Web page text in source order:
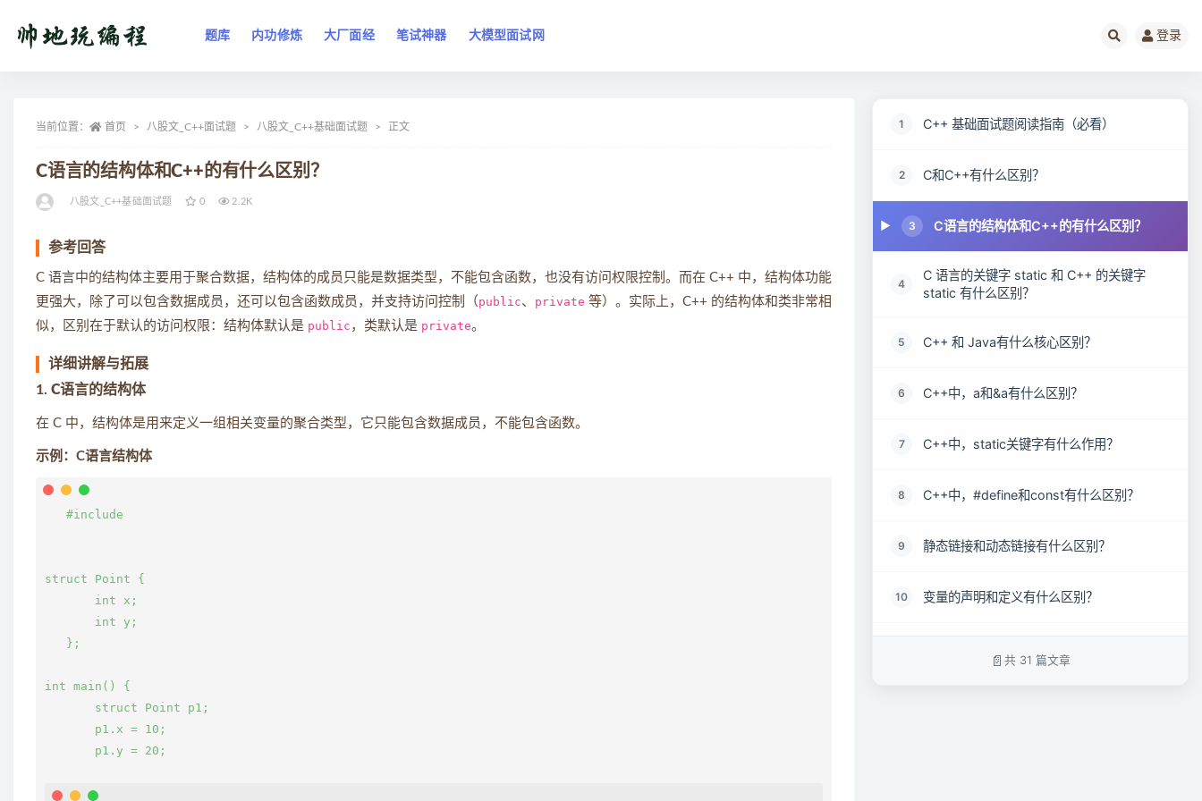
题库 内功修炼 大厂面经 笔试神器 大模型面试网 登录
当前位置： 首页 八股文_C++面试题 八股文_C++基础面试题 正文
C语言的结构体和C++的有什么区别？
八股文_C++基础面试题 0 2.2K
参考回答
C 语言中的结构体主要用于聚合数据，结构体的成员只能是数据类型，不能包含函数，也没有访问权限控制。而在 C++ 中，结构体功能
更强大，除了可以包含数据成员，还可以包含函数成员，并支持访问控制（public、 private 等）。实际上，C++ 的结构体和类非常相
似，区别在于默认的访问权限：结构体默认是 public ，类默认是 private。
详细讲解与拓展
1. C语言的结构体
在 C 中，结构体是用来定义一组相关变量的聚合类型，它只能包含数据成员，不能包含函数。
示例：C语言结构体
   #include
struct Point {
       int x;
       int y;
   };
int main() {
       struct Point p1;
       p1.x = 10;
       p1.y = 20;
1 C++ 基础面试题阅读指南（必看）
2 C和C++有什么区别？
3 C语言的结构体和C++的有什么区别？
4
C 语言的关键字 static 和 C++ 的关键字
static 有什么区别？
5 C++ 和 Java有什么核心区别？
6 C++中，a和&a有什么区别？
7 C++中，static关键字有什么作用？
8 C++中，#define和const有什么区别？
9 静态链接和动态链接有什么区别？
10 变量的声明和定义有什么区别？
共 31 篇文章